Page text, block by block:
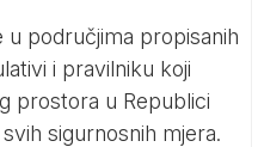
područjima propisanih
i pravilniku koji
prostora u Republici
sigurnosnih mjera.